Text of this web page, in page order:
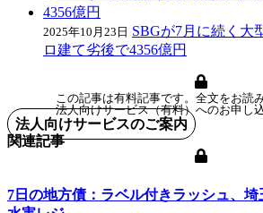
2025年10月23日 SBGが7月に続く大
ロ建て劣後で4356億円
この記事は有料記事です。全文をお読
法人向けサービス（有料）へのお申し
法人向けサービスのご案内
関連記事
7日の地方債：ラベル付きラッシュ、